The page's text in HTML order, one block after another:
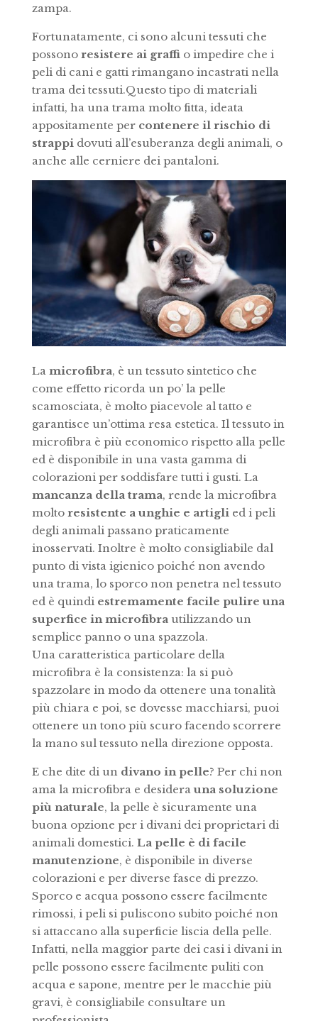
zampa.
Fortunatamente, ci sono alcuni tessuti che
possono resistere ai graffio impedire che i
peli di cani e gatti rimangano incastrati nella
trama dei tessuti.Questo tipo di materiali
infatti, ha una trama molto fitta, ideata
appositamente per contenere il rischio di
strappidovuti all’esuberanza degli animali, o
anche alle cerniere dei pantaloni.
La microfibra, è un tessuto sintetico che
come effetto ricorda un po’ la pelle
scamosciata, è molto piacevole al tatto e
garantisce un’ottima resa estetica. Il tessuto in
microfibra è più economico rispetto alla pelle
ed è disponibile in una vasta gamma di
colorazioni per soddisfare tutti i gusti. La
mancanza della trama, rende la microfibra
molto resistente a unghie e artiglied i peli
degli animali passano praticamente
inosservati. Inoltre è molto consigliabile dal
punto di vista igienico poiché non avendo
una trama, lo sporco non penetra nel tessuto
ed è quindi estremamente facile pulire una
superfice in microfibrautilizzando un
semplice panno o una spazzola.
Una caratteristica particolare della
microfibra è la consistenza: la si può
spazzolare in modo da ottenere una tonalità
più chiara e poi, se dovesse macchiarsi, puoi
ottenere un tono più scuro facendo scorrere
la mano sul tessuto nella direzione opposta.
E che dite di un divano in pelle? Per chi non
ama la microfibra e desiderauna soluzione
più naturale, la pelle è sicuramente una
buona opzione per i divani dei proprietari di
animali domestici. La pelle è di facile
manutenzione, è disponibile in diverse
colorazioni e per diverse fasce di prezzo.
Sporco e acqua possono essere facilmente
rimossi, i peli si puliscono subito poiché non
si attaccano alla superficie liscia della pelle.
Infatti, nella maggior parte dei casi i divani in
pelle possono essere facilmente puliti con
acqua e sapone, mentre per le macchie più
gravi, è consigliabile consultare un